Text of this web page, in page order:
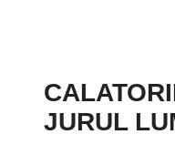
JURUL